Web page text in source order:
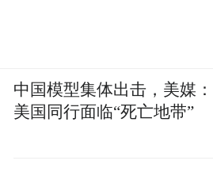
中国模型集体出击，美媒：
美国同行面临“死亡地带”